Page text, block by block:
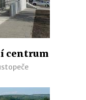
centrum